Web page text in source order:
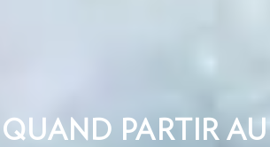
QUAND PARTIR